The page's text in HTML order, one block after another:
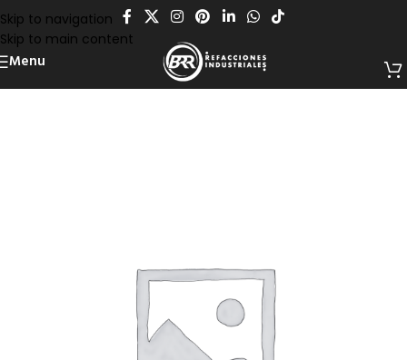
Skip to navigation
Skip to main content
Menu